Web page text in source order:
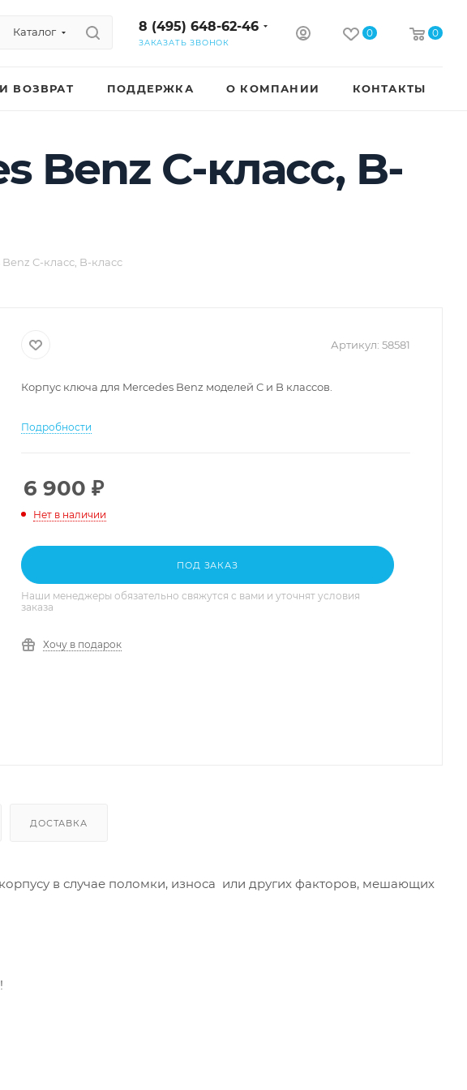
Каталог 8 (495) 648-62-46
ЗАКАЗАТЬ ЗВОНОК
0 0
ВОЗВРАТ ПОДДЕРЖКА О КОМПАНИИ КОНТАКТЫ
Benz C-класс, B-
C-класс, B-класс
Артикул: 58581
Корпус ключа для Mercedes Benz моделей C и B классов.
Подробности
6 900 ₽
Нет в наличии
ПОД ЗАКАЗ
Наши менеджеры обязательно свяжутся с вами и уточнят условия
заказа
Хочу в подарок
ДОСТАВКА
в случае поломки, износа или других факторов, мешающих